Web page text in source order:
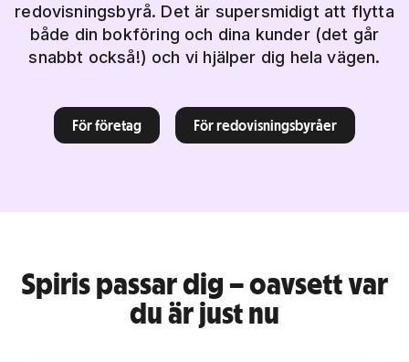
redovisningsbyrå. Det är supersmidigt att flytta
både din bokföring och dina kunder (det går
snabbt också!) och vi hjälper dig hela vägen.
För företag För redovisningsbyråer
Spiris passar dig – oavsett var
du är just nu